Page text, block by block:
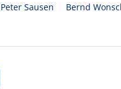
Peter Sausen Bernd